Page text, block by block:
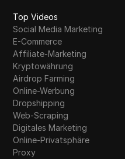
Top Videos
Social Media Marketing
E-Commerce
Affiliate-Marketing
Kryptowährung
Airdrop Farming
Online-Werbung
Dropshipping
Web-Scraping
Digitales Marketing
Online-Privatsphäre
Proxy